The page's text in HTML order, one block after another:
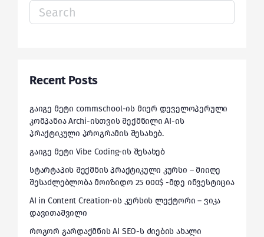
Search
for:
Recent Posts
გაიგე მეტი commschool-ის მიერ დეველოპერული
კომპანია Archi-ისთვის შექმნილი AI-ის
პრაქტიკული პროგრამის შესახებ.
გაიგე მეტი Vibe Coding-ის შესახებ
სტარტაპის შექმნის პრაქტიკული კურსი – მიიღე
შესაძლებლობა მოიზიდო 25 000$ -მდე ინვესტიცია
AI in Content Creation-ის კურსის ლექტორი – ვიკა
დავითაშვილი
როგორ გარდაქმნის AI SEO-ს ძიების ახალი